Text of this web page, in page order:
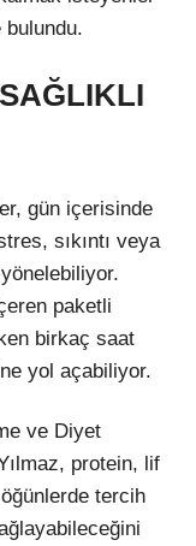
bulundu.
gün içerisinde
sıkıntı veya
paketli
birkaç saat
yol açabiliyor.
ve Diyet
protein, lif
tercih